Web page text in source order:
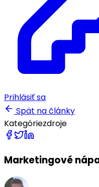
Prihlásiť sa
Spät na články
Kategóriezdroje
Marketingové